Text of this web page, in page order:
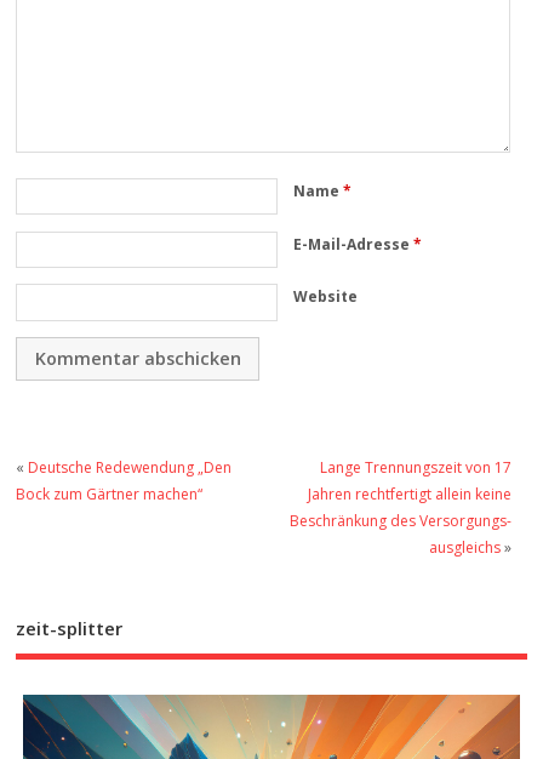
Name*
E-Mail-Adresse*
Website
« Deutsche Redewendung „Den
Bock zum Gärtner machen“
Lange Trennungszeit von 17
Jahren rechtfertigt allein keine
Beschränkung des Versorgungs­
ausgleichs»
zeit-splitter